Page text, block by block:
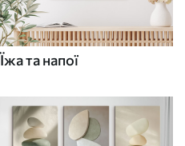
Їжа та напої